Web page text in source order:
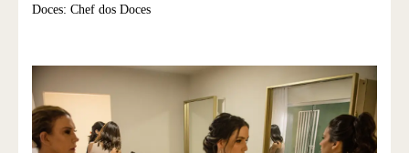
Doces: Chef dos Doces